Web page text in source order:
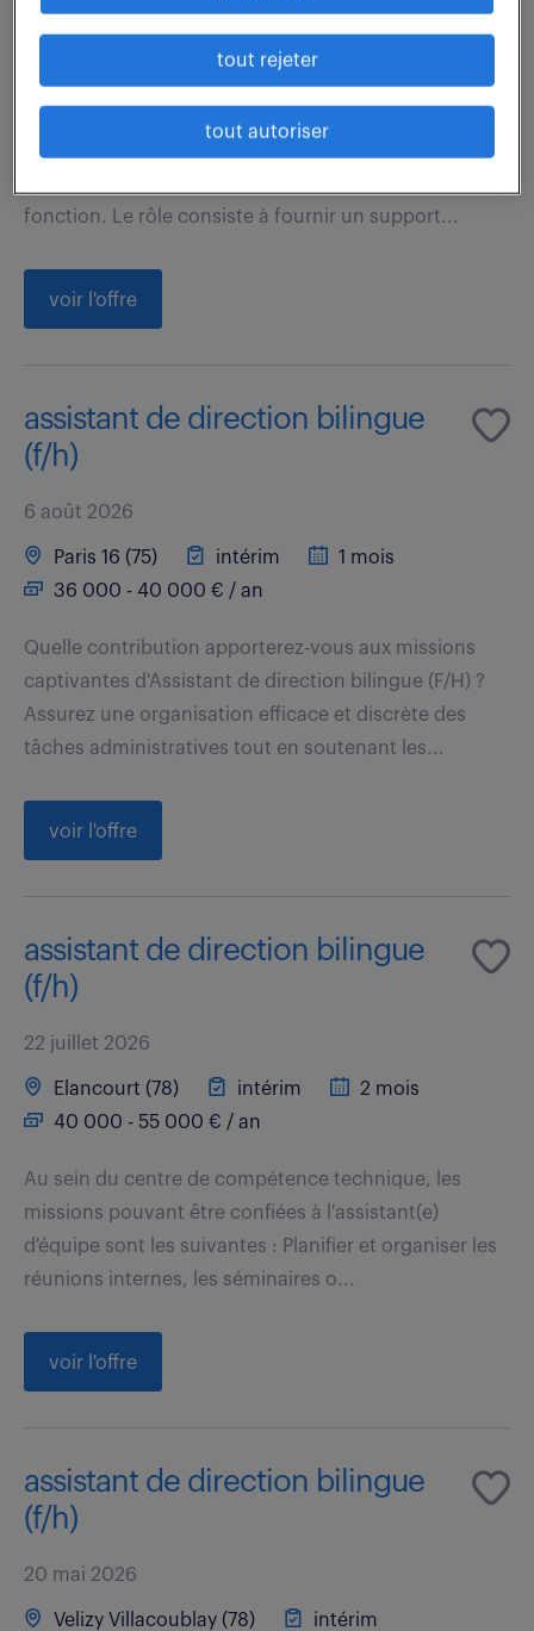
38 000 - 45 000 € / an
Opérations Fournisseurs (Head of Supplier
fonction. Le rôle consiste à fournir un support...
voir l'offre
assistant de direction bilingue
(f/h)
6 août 2026
Paris 16 (75) intérim
1 mois
36 000 - 40 000 € / an
Quelle contribution apporterez-vous aux missions
captivantes d'Assistant de direction bilingue (F/H) ?
Assurez une organisation efficace et discrète des
tâches administratives tout en soutenant les...
voir l'offre
assistant de direction bilingue
(f/h)
22 juillet 2026
Elancourt (78) intérim
2 mois
40 000 - 55 000 € / an
Au sein du centre de compétence technique, les
missions pouvant être confiées à l'assistant(e)
d'équipe sont les suivantes : Planifier et organiser les
réunions internes, les séminaires o...
voir l'offre
assistant de direction bilingue
(f/h)
20 mai 2026
Velizy Villacoublay (78) intérim
tout rejeter
tout autoriser